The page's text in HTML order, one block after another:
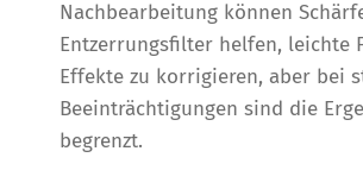
Nachbearbeitung können
Entzerrungsfilter helfen, leichte
Effekte zu korrigieren, aber bei
Beeinträchtigungen sind die
begrenzt.